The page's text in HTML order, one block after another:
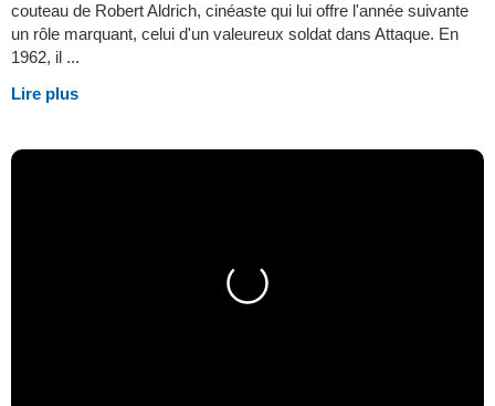
couteau de Robert Aldrich, cinéaste qui lui offre l'année suivante
un rôle marquant, celui d'un valeureux soldat dans Attaque. En
1962, il ...
Lire plus